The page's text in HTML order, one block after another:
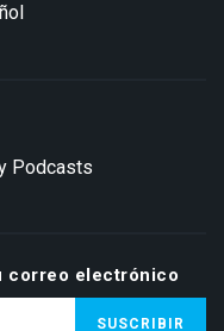
Podcasts
correo electrónico